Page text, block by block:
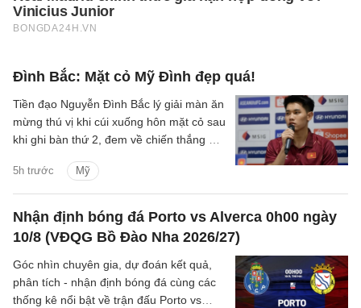
Đình Bắc: Mặt cỏ Mỹ Đình đẹp quá!
5h trước Mỹ
Tiền đạo Nguyễn Đình Bắc lý giải màn ăn
mừng thú vị khi cúi xuống hôn mặt cỏ sau
khi ghi bàn thứ 2, đem về chiến thắng 3-1
Nhận định bóng đá Porto vs Alverca 0h00 ngày
10/8 (VĐQG Bồ Đào Nha 2026/27)
Góc nhìn chuyên gia, dự đoán kết quả,
phân tích - nhận định bóng đá cùng các
thống kê nổi bật về trận đấu Porto vs